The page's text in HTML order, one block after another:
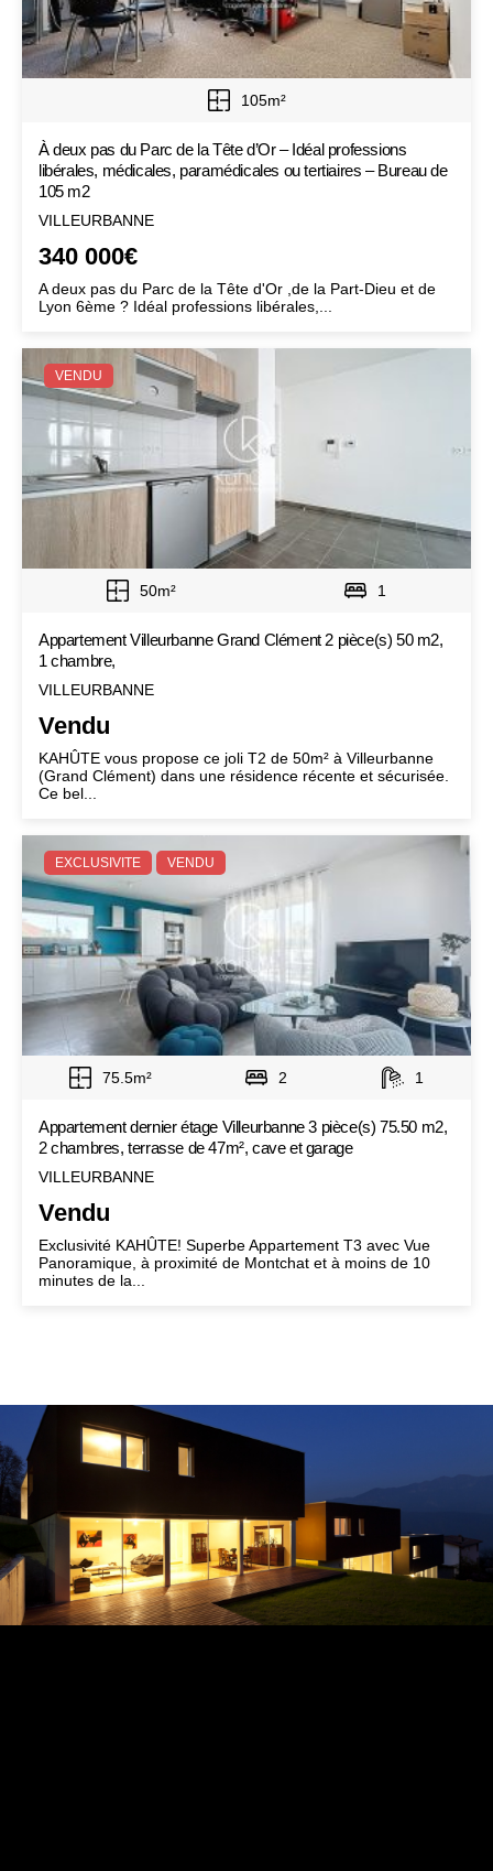
105m²
À deux pas du Parc de la Tête d’Or – Idéal professions
libérales, médicales, paramédicales ou tertiaires – Bureau de
105 m2
VILLEURBANNE
340 000€
A deux pas du Parc de la Tête d'Or ,de la Part-Dieu et de
Lyon 6ème ? Idéal professions libérales,...
VENDU
50m² 1
Appartement Villeurbanne Grand Clément 2 pièce(s) 50 m2,
1 chambre,
VILLEURBANNE
Vendu
KAHÛTE vous propose ce joli T2 de 50m² à Villeurbanne
(Grand Clément) dans une résidence récente et sécurisée.
Ce bel...
EXCLUSIVITE VENDU
75.5m² 2 1
Appartement dernier étage Villeurbanne 3 pièce(s) 75.50 m2,
2 chambres, terrasse de 47m², cave et garage
VILLEURBANNE
Vendu
Exclusivité KAHÛTE! Superbe Appartement T3 avec Vue
Panoramique, à proximité de Montchat et à moins de 10
minutes de la...